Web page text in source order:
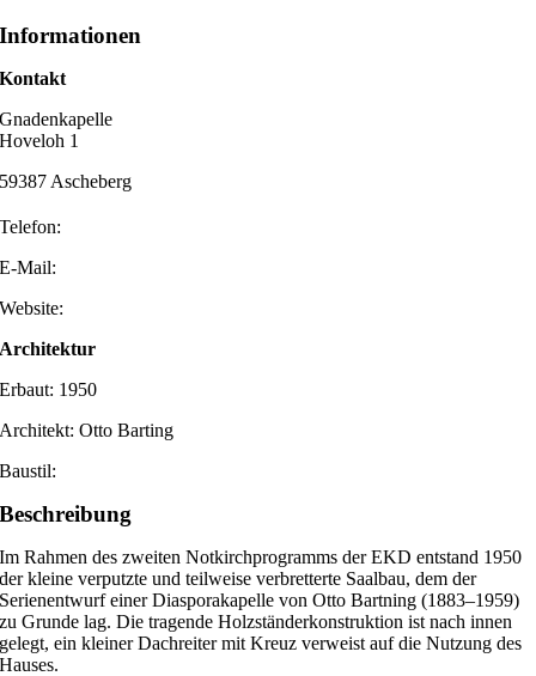
Informationen
Kontakt
Gnadenkapelle
Hoveloh 1
59387 Ascheberg
Telefon:
E-Mail:
Website:
Architektur
Erbaut: 1950
Architekt: Otto Barting
Baustil:
Beschreibung
Im Rahmen des zweiten Notkirchprogramms der EKD entstand 1950
der kleine verputzte und teilweise verbretterte Saalbau, dem der
Serienentwurf einer Diasporakapelle von Otto Bartning (1883–1959)
zu Grunde lag. Die tragende Holzständerkonstruktion ist nach innen
gelegt, ein kleiner Dachreiter mit Kreuz verweist auf die Nutzung des
Hauses.